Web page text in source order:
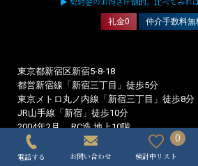
1K - 25.50m2
141,000円
部屋番号 111
向き/入居
330,000円
管理費
10,000円
敷/礼 1.0ヶ月
仲介/FR 1.0ヶ月
電話する お問い合わせ
0
検討中リスト